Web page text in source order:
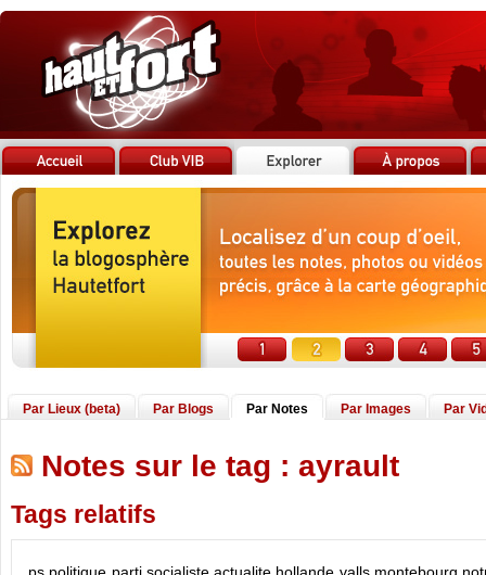
Par Lieux (beta) Par Blogs Par Notes Par Images Par
Notes sur le tag : ayrault
Tags relatifs